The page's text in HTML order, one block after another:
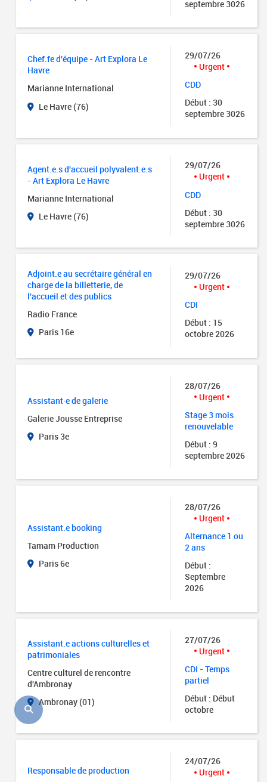
septembre 3026
Chef.fe d'équipe - Art Explora Le
Havre
Marianne International
Le Havre (76)
29/07/26
Urgent
CDD
Début : 30
septembre 3026
Agent.e.s d'accueil polyvalent.e.s
- Art Explora Le Havre
Marianne International
Le Havre (76)
29/07/26
Urgent
CDD
Début : 30
septembre 3026
Adjoint.e au secrétaire général en
charge de la billetterie, de
l'accueil et des publics
Radio France
Paris 16e
29/07/26
Urgent
CDI
Début : 15
octobre 2026
Assistant·e de galerie
Galerie Jousse Entreprise
Paris 3e
28/07/26
Urgent
Stage 3 mois
renouvelable
Début : 9
septembre 2026
Assistant.e booking
Tamam Production
Paris 6e
28/07/26
Urgent
Alternance 1 ou
2 ans
Début :
Septembre
2026
Assistant.e actions culturelles et
patrimoniales
Centre culturel de rencontre
d'Ambronay
Ambronay (01)
27/07/26
Urgent
CDI - Temps
partiel
Début : Début
octobre
Responsable de production
24/07/26
Urgent